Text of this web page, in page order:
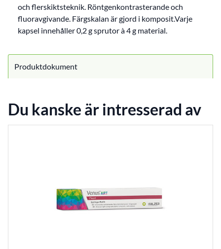
och flerskiktsteknik. Röntgenkontrasterande och
fluoravgivande. Färgskalan är gjord i komposit.Varje
kapsel innehåller 0,2 g sprutor à 4 g material.
Produktdokument
Du kanske är intresserad av